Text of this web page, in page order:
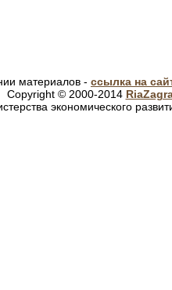
материалов - ссылка на
Copyright © 2000-2014
экономического